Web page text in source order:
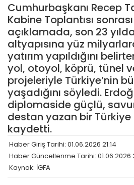
Cumhurbaşkanı Recep
Kabine Toplantısı
açıklamada, son 23
altyapısına yüz
yatırım yapıldığını
yol, otoyol, köprü, tünel
projeleriyle Türkiye’nin
yaşadığını söyledi.
diplomaside güçlü,
destan yazan bir
kaydetti.
Haber Giriş Tarihi: 01.06.2026 21:14
Haber Güncellenme Tarihi: 01.06.2026
Kaynak: İGFA